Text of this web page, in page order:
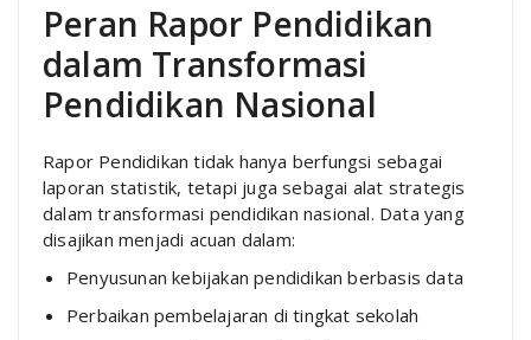
Peran Rapor Pendidikan
dalam Transformasi
Pendidikan Nasional
Rapor Pendidikan tidak hanya berfungsi sebagai
laporan statistik, tetapi juga sebagai alat strategis
dalam transformasi pendidikan nasional. Data yang
disajikan menjadi acuan dalam:
Penyusunan kebijakan pendidikan berbasis data
Perbaikan pembelajaran di tingkat sekolah